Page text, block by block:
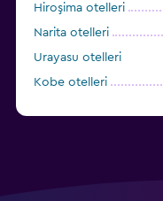
Hiroşima otelleri
Narita otelleri
Urayasu otelleri
Kobe otelleri